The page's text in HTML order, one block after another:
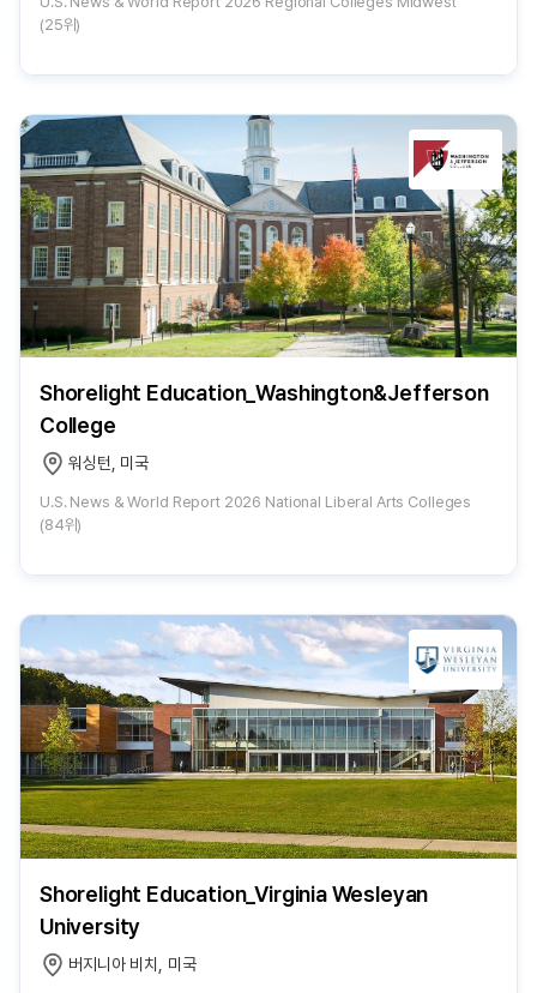
(25위)
Shorelight Education_Washington&Jefferson
College
워싱턴, 미국
U.S. News & World Report 2026 National Liberal Arts Colleges
(84위)
Shorelight Education_Virginia Wesleyan
University
버지니아 비치, 미국